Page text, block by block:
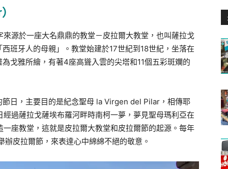
源於一座大名鼎鼎的教堂－皮拉爾大教堂，也叫薩拉戈
班牙人的母親」。教堂始建於17世紀到18世紀，坐落在
戈雅所繪，有著4座高聳入雲的尖塔和11個五彩斑斕的
日，主要目的是紀念聖母 la Virgen del Pilar，相傳耶
過薩拉戈薩埃布羅河畔時南柯一夢，夢見聖母瑪利亞在
座教堂，這就是皮拉爾大教堂和皮拉爾節的起源。每年
皮拉爾節，來表達心中綿綿不絕的敬意。